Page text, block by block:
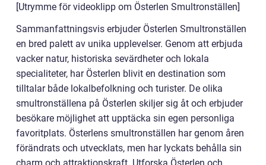
[Utrymme för videoklipp om Österlen Smultronställen]
Sammanfattningsvis erbjuder Österlen Smultronställen
en bred palett av unika upplevelser. Genom att erbjuda
vacker natur, historiska sevärdheter och lokala
specialiteter, har Österlen blivit en destination som
tilltalar både lokalbefolkning och turister. De olika
smultronställena på Österlen skiljer sig åt och erbjuder
besökare möjlighet att upptäcka sin egen personliga
favoritplats. Österlens smultronställen har genom åren
förändrats och utvecklats, men har lyckats behålla sin
charm och attraktionskraft. Utforska Österlen och